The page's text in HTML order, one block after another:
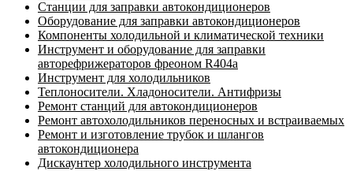
Станции для заправки автокондиционеров
Оборудование для заправки автокондиционеров
Компоненты холодильной и климатической техники
Инструмент и оборудование для заправки
авторефрижераторов фреоном R404a
Инструмент для холодильников
Теплоносители. Хладоносители. Антифризы
Ремонт станций для автокондиционеров
Ремонт автохолодильников переносных и встраиваемых
Ремонт и изготовление трубок и шлангов
автокондиционера
Дискаунтер холодильного инструмента